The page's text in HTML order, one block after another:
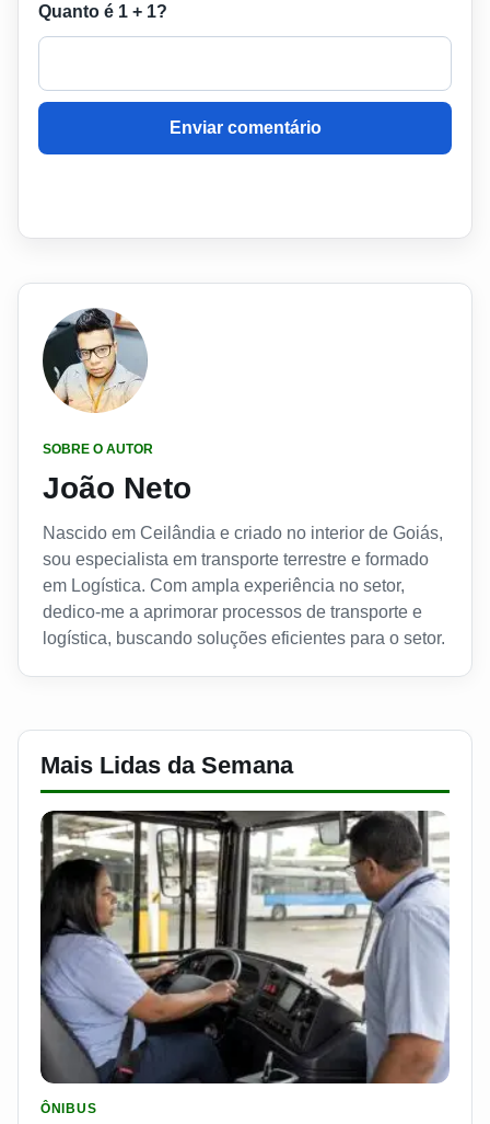
Quanto é 1 + 1?
Enviar comentário
SOBRE O AUTOR
João Neto
Nascido em Ceilândia e criado no interior de Goiás,
sou especialista em transporte terrestre e formado
em Logística. Com ampla experiência no setor,
dedico-me a aprimorar processos de transporte e
logística, buscando soluções eficientes para o setor.
Mais Lidas da Semana
ÔNIBUS